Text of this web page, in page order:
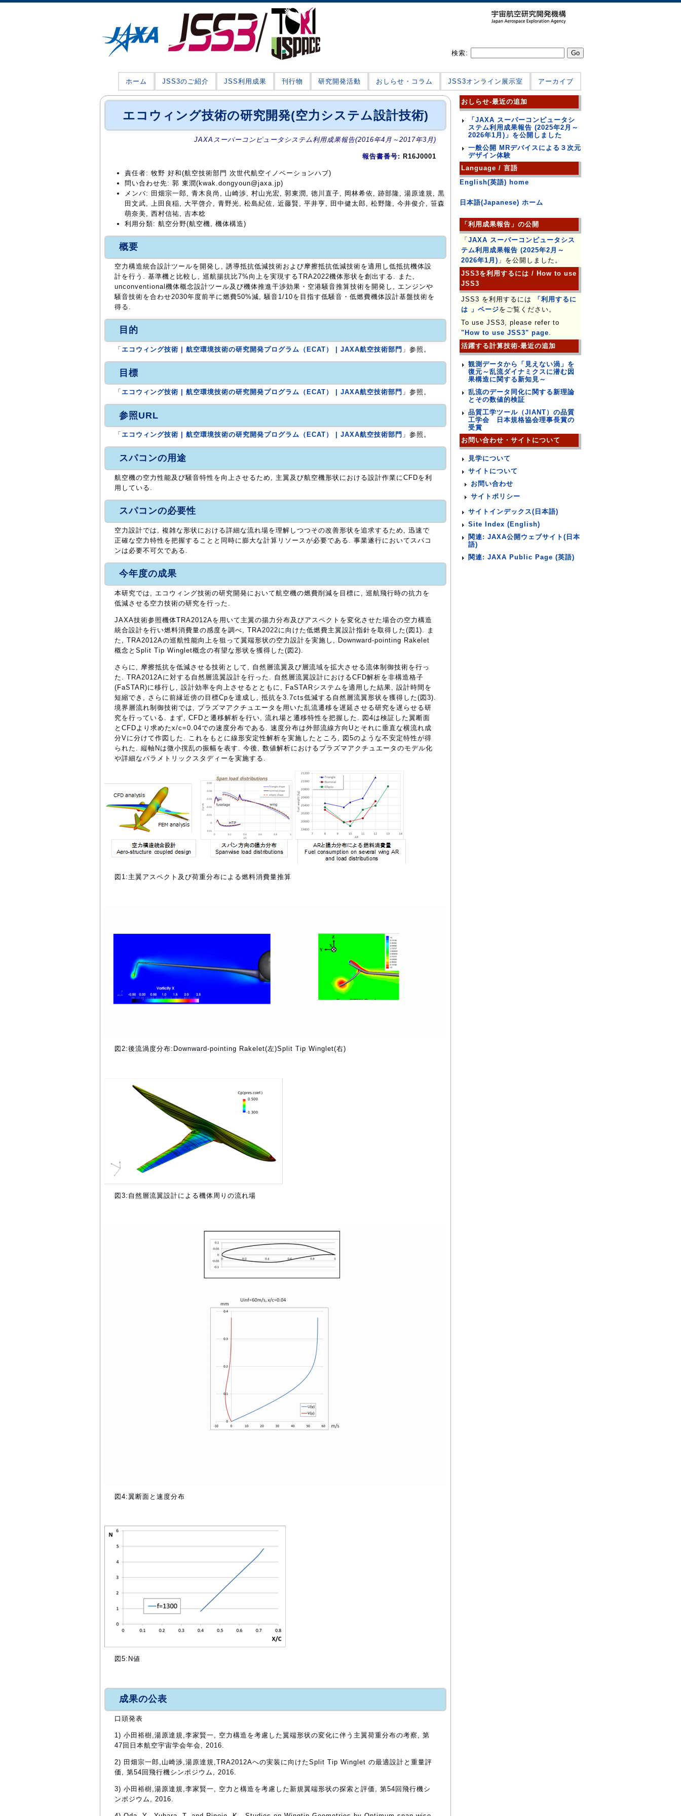
検索:
ホーム JSS3のご紹介 JSS利用成果 刊行物 研究開発活動 おしらせ・コラム JSS3オンライン展示室 アーカイブ
エコウィング技術の研究開発(空力システム設計技術)
JAXAスーパーコンピュータシステム利用成果報告(2016年4月～2017年3月)
報告書番号: R16J0001
責任者: 牧野 好和(航空技術部門 次世代航空イノベーションハブ)
問い合わせ先: 郭 東潤(kwak.dongyoun@jaxa.jp)
メンバ: 田畑宗一郎, 青木良尚, 山崎渉, 村山光宏, 郭東潤, 徳川直子, 岡林希依, 跡部隆, 湯原達規, 黒
田文武, 上田良稲, 大平啓介, 青野光, 松島紀佐, 近藤賢, 平井亨, 田中健太郎, 松野隆, 今井俊介, 笹森
萌奈美, 西村信祐, 吉本稔
利用分類: 航空分野(航空機, 機体構造)
概要
空力構造統合設計ツールを開発し, 誘導抵抗低減技術および摩擦抵抗低減技術を適用し低抵抗機体設
計を行う. 基準機と比較し, 巡航揚抗比7%向上を実現するTRA2022機体形状を創出する. また,
unconventional機体概念設計ツール及び機体推進干渉効果・空港騒音推算技術を開発し, エンジンや
騒音技術を合わせ2030年度前半に燃費50%減, 騒音1/10を目指す低騒音・低燃費機体設計基盤技術を
得る.
目的
「 エコウィング技術 | 航空環境技術の研究開発プログラム（ECAT） | JAXA航空技術部門 」参照。
目標
「 エコウィング技術 | 航空環境技術の研究開発プログラム（ECAT） | JAXA航空技術部門 」参照。
参照URL
「 エコウィング技術 | 航空環境技術の研究開発プログラム（ECAT） | JAXA航空技術部門 」参照。
スパコンの用途
航空機の空力性能及び騒音特性を向上させるため, 主翼及び航空機形状における設計作業にCFDを利
用している.
スパコンの必要性
空力設計では, 複雑な形状における詳細な流れ場を理解しつつその改善形状を追求するため, 迅速で
正確な空力特性を把握することと同時に膨大な計算リソースが必要である. 事業遂行においてスパコ
ンは必要不可欠である.
今年度の成果
本研究では, エコウィング技術の研究開発において航空機の燃費削減を目標に, 巡航飛行時の抗力を
低減させる空力技術の研究を行った.
JAXA技術参照機体TRA2012Aを用いて主翼の揚力分布及びアスペクトを変化させた場合の空力構造
統合設計を行い燃料消費量の感度を調べ, TRA2022に向けた低燃費主翼設計指針を取得した(図1). ま
た, TRA2012Aの巡航性能向上を狙って翼端形状の空力設計を実施し, Downward-pointing Rakelet
概念とSplit Tip Winglet概念の有望な形状を獲得した(図2).
さらに, 摩擦抵抗を低減させる技術として, 自然層流翼及び層流域を拡大させる流体制御技術を行っ
た. TRA2012Aに対する自然層流翼設計を行った. 自然層流翼設計におけるCFD解析を非構造格子
(FaSTAR)に移行し, 設計効率を向上させるとともに, FaSTARシステムを適用した結果, 設計時間を
短縮でき, さらに前縁近傍の目標Cpを達成し, 抵抗を3.7cts低減する自然層流翼形状を獲得した(図3).
境界層流れ制御技術では, プラズマアクチュエータを用いた乱流遷移を遅延させる研究を遅らせる研
究を行っている. まず, CFDと遷移解析を行い, 流れ場と遷移特性を把握した. 図4は検証した翼断面
とCFDより求めたx/c=0.04での速度分布である. 速度分布は外部流線方向Uとそれに垂直な横流れ成
分Vに分けて作図した. これをもとに線形安定性解析を実施したところ, 図5のような不安定特性が得
られた. 縦軸Nは微小撹乱の振幅を表す. 今後, 数値解析におけるプラズマアクチュエータのモデル化
や詳細なパラメトリックスタディーを実施する.
図1:主翼アスペクト及び荷重分布による燃料消費量推算
図2:後流渦度分布:Downward-pointing Rakelet(左)Split Tip Winglet(右)
図3:自然層流翼設計による機体周りの流れ場
図4:翼断面と速度分布
図5:N値
成果の公表
口頭発表
1) 小田裕樹,湯原達規,李家賢一, 空力構造を考慮した翼端形状の変化に伴う主翼荷重分布の考察, 第
47回日本航空宇宙学会年会, 2016.
2) 田畑宗一郎,山崎渉,湯原達規,TRA2012Aへの実装に向けたSplit Tip Winglet の最適設計と重量評
価, 第54回飛行機シンポジウム, 2016.
3) 小田裕樹,湯原達規,李家賢一, 空力と構造を考慮した新規翼端形状の探索と評価, 第54回飛行機シ
ンポジウム, 2016.
おしらせ-最近の追加
「JAXA スーパーコンピュータシ
ステム利用成果報告 (2025年2月～
2026年1月)」を公開しました
一般公開 MRデバイスによる３次元
デザイン体験
Language / 言語
English(英語) home
日本語(Japanese) ホーム
「利用成果報告」の公開
「 JAXA スーパーコンピュータシス
テム利用成果報告 (2025年2月～
2026年1月) 」を公開しました。
JSS3を利用するには / How to use
JSS3
JSS3 を利用するには
「利用するに
は 」ページをご覧ください。
To use JSS3, please refer to
"How to use JSS3" page.
活躍する計算技術-最近の追加
観測データから「見えない渦」を
復元～乱流ダイナミクスに潜む因
果構造に関する新知見～
乱流のデータ同化に関する新理論
とその数値的検証
品質工学ツール（JIANT）の品質
工学会 日本規格協会理事長賞の
受賞
お問い合わせ・サイトについて
見学について
サイトについて
お問い合わせ
サイトポリシー
サイトインデックス(日本語)
Site Index (English)
関連: JAXA公開ウェブサイト(日本
語)
関連: JAXA Public Page (英語)